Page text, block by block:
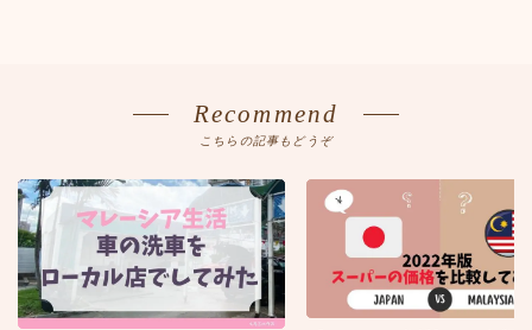
Recommend
こちらの記事もどうぞ